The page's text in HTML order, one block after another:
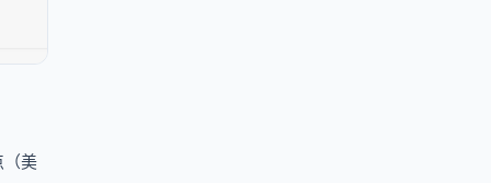
（美